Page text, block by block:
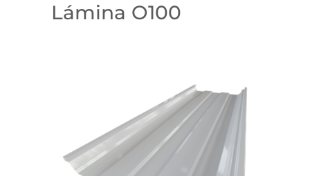
Lámina O100